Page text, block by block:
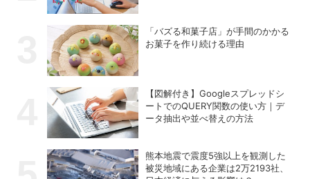
「バズる和菓子店」が手間のかかる
お菓子を作り続ける理由
【図解付き】Googleスプレッドシ
ートでのQUERY関数の使い方｜デ
ータ抽出や並べ替えの方法
熊本地震で震度5強以上を観測した
被災地域にある企業は2万2193社、